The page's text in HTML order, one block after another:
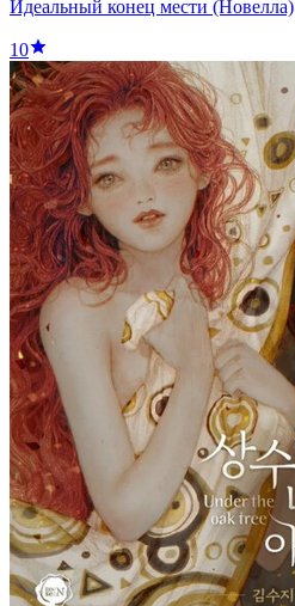
Идеальный конец мести (Новелла)
10